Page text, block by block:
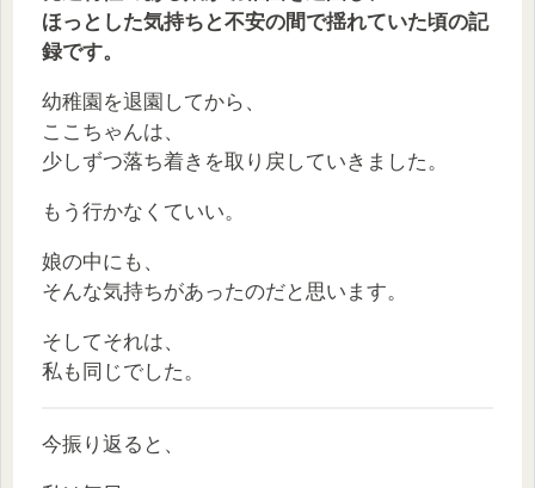
ほっとした気持ちと不安の間で揺れていた頃の記
録です。
幼稚園を退園してから、
ここちゃんは、
少しずつ落ち着きを取り戻していきました。
もう行かなくていい。
娘の中にも、
そんな気持ちがあったのだと思います。
そしてそれは、
私も同じでした。
今振り返ると、